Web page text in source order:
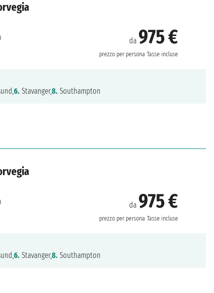
da 975 €
prezzo per persona Tasse incluse
6. Stavanger,8. Southampton
da 975 €
prezzo per persona Tasse incluse
6. Stavanger,8. Southampton